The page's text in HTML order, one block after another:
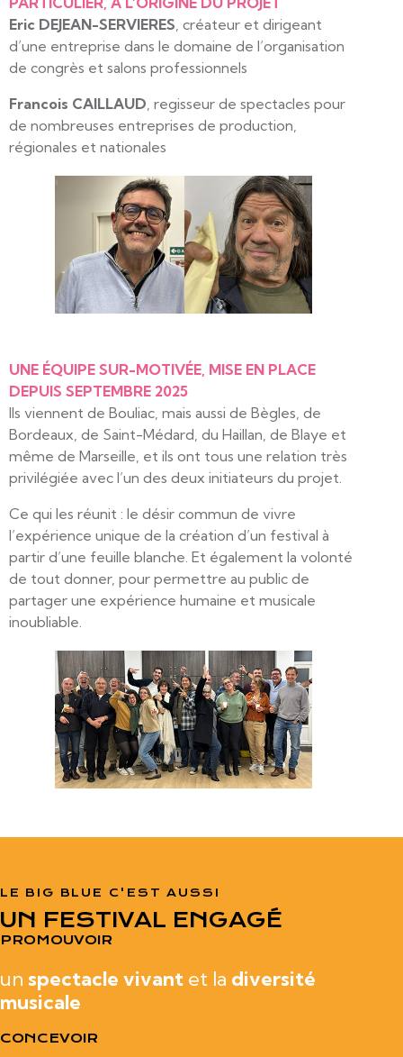
Eric DEJEAN-SERVIERES , créateur et dirigeant
d’une entreprise dans le domaine de l’organisation
de congrès et salons professionnels
Francois CAILLAUD , regisseur de spectacles pour
de nombreuses entreprises de production,
régionales et nationales
UNE ÉQUIPE SUR-MOTIVÉE, MISE EN PLACE
DEPUIS SEPTEMBRE 2025
Ils viennent de Bouliac, mais aussi de Bègles, de
Bordeaux, de Saint-Médard, du Haillan, de Blaye et
même de Marseille, et ils ont tous une relation très
privilégiée avec l’un des deux initiateurs du projet.
Ce qui les réunit : le désir commun de vivre
l’expérience unique de la création d’un festival à
partir d’une feuille blanche. Et également la volonté
de tout donner, pour permettre au public de
partager une expérience humaine et musicale
inoubliable.
LE BIG BLUE C'EST AUSSI
UN FESTIVAL ENGAGÉ
PROMOUVOIR
un spectacle vivant et la diversité
musicale
CONCEVOIR